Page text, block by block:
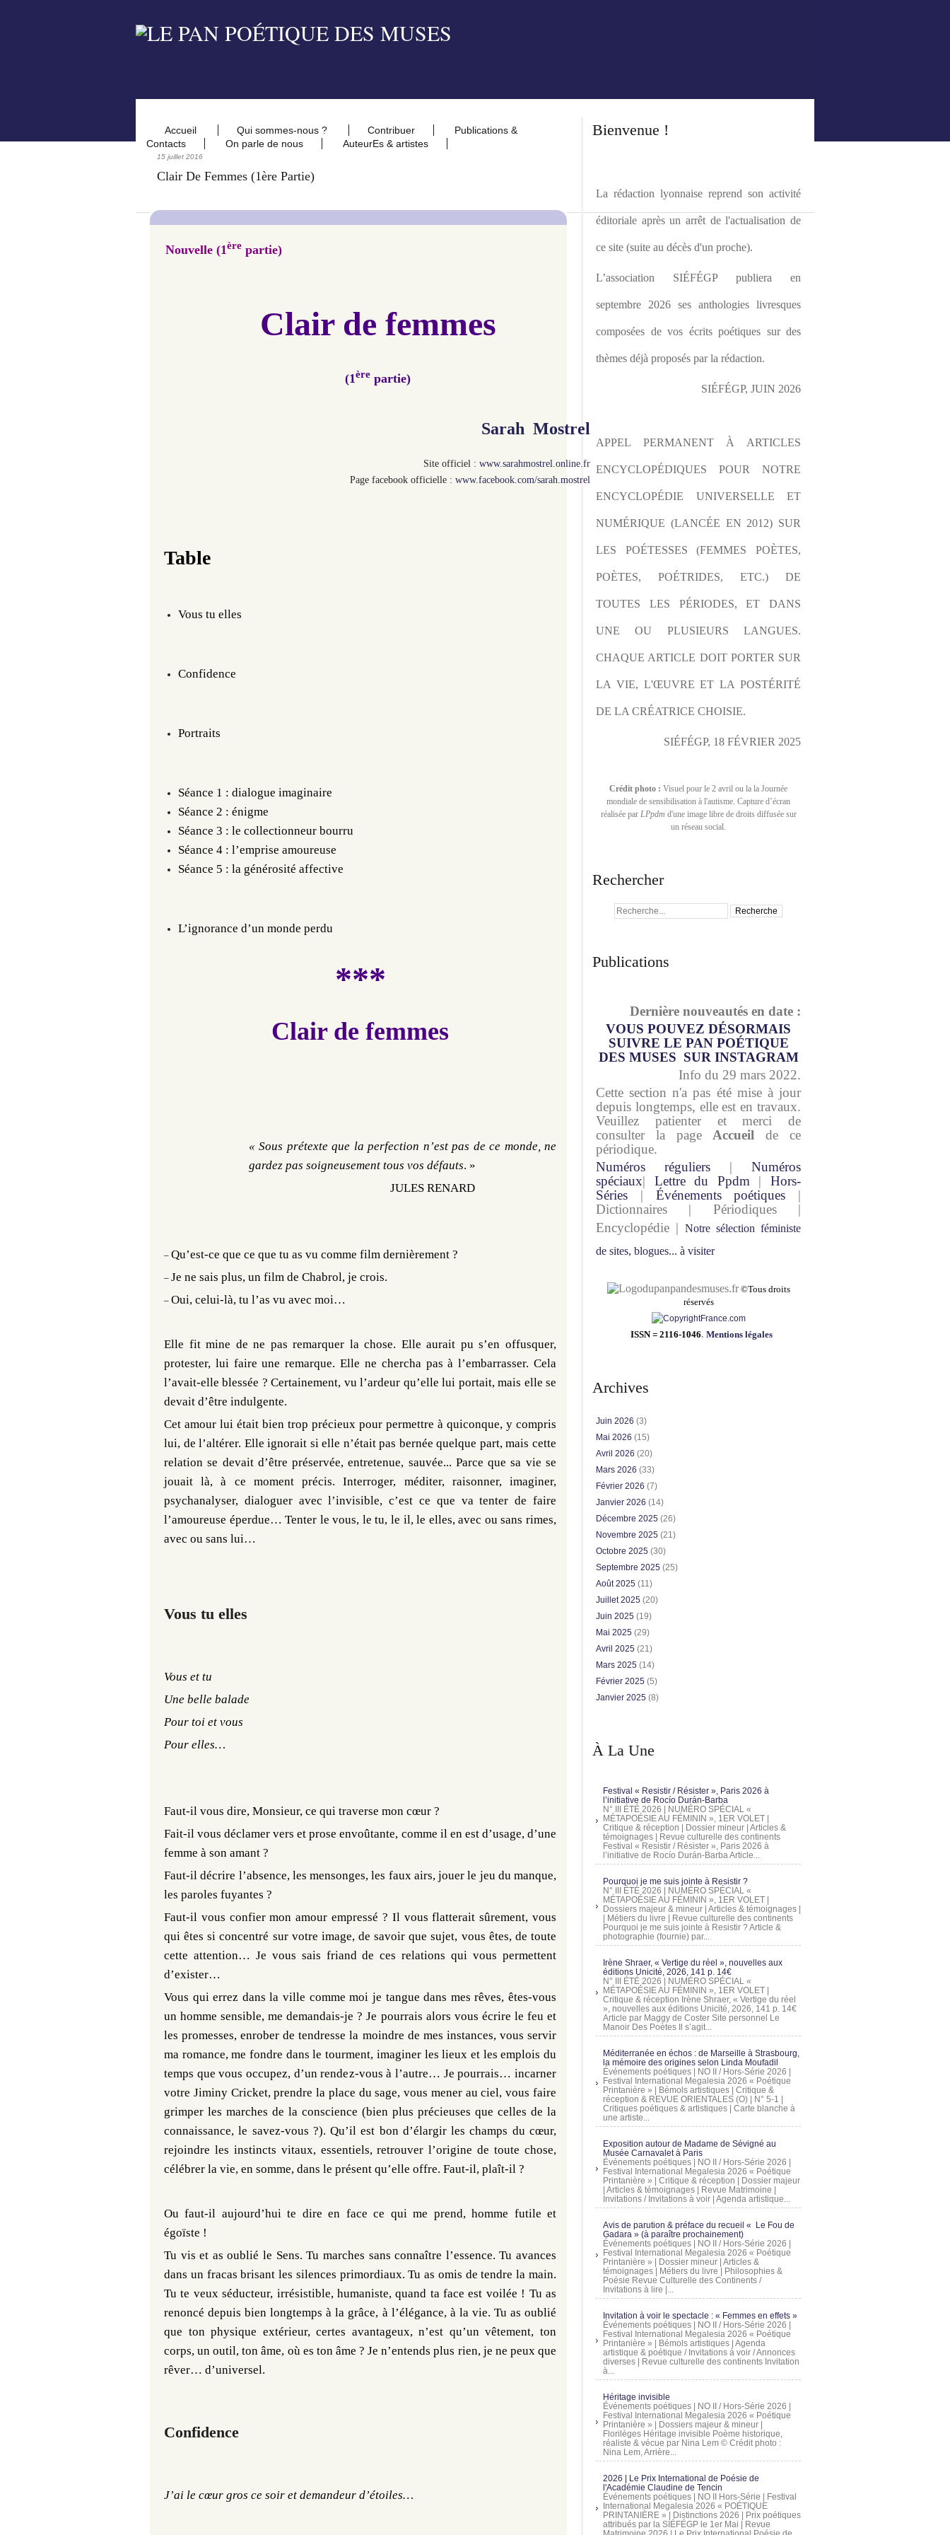
Accueil Qui sommes-nous ? Contribuer
Publications &
Contacts
On parle de nous AuteurEs & artistes
15 juillet 2016
Clair De Femmes (1ère Partie)
Nouvelle (1ère partie)
Clair de femmes
(1ère partie)
Sarah Mostrel
Site officiel : www.sarahmostrel.online.fr
Page facebook officielle : www.facebook.com/sarah.mostrel
Table
Vous tu elles
Confidence
Portraits
Séance 1 : dialogue imaginaire
Séance 2 : énigme
Séance 3 : le collectionneur bourru
Séance 4 : l’emprise amoureuse
Séance 5 : la générosité affective
L’ignorance d’un monde perdu
***
Clair de femmes
« Sous prétexte que la perfection n’est pas de ce monde, ne
gardez pas soigneusement tous vos défauts. »
JULES RENARD
– Qu’est-ce que ce que tu as vu comme film dernièrement ?
– Je ne sais plus, un film de Chabrol, je crois.
– Oui, celui-là, tu l’as vu avec moi…
Elle fit mine de ne pas remarquer la chose. Elle aurait pu s’en offusquer,
protester, lui faire une remarque. Elle ne chercha pas à l’embarrasser. Cela
l’avait-elle blessée ? Certainement, vu l’ardeur qu’elle lui portait, mais elle se
devait d’être indulgente.
Cet amour lui était bien trop précieux pour permettre à quiconque, y compris
lui, de l’altérer. Elle ignorait si elle n’était pas bernée quelque part, mais cette
relation se devait d’être préservée, entretenue, sauvée... Parce que sa vie se
jouait là, à ce moment précis. Interroger, méditer, raisonner, imaginer,
psychanalyser, dialoguer avec l’invisible, c’est ce que va tenter de faire
l’amoureuse éperdue… Tenter le vous, le tu, le il, le elles, avec ou sans rimes,
avec ou sans lui…
Vous tu elles
Vous et tu
Une belle balade
Pour toi et vous
Pour elles…
Faut-il vous dire, Monsieur, ce qui traverse mon cœur ?
Fait-il vous déclamer vers et prose envoûtante, comme il en est d’usage, d’une
femme à son amant ?
Faut-il décrire l’absence, les mensonges, les faux airs, jouer le jeu du manque,
les paroles fuyantes ?
Faut-il vous confier mon amour empressé ? Il vous flatterait sûrement, vous
qui êtes si concentré sur votre image, de savoir que sujet, vous êtes, de toute
cette attention… Je vous sais friand de ces relations qui vous permettent
d’exister…
Vous qui errez dans la ville comme moi je tangue dans mes rêves, êtes-vous
un homme sensible, me demandais-je ? Je pourrais alors vous écrire le feu et
les promesses, enrober de tendresse la moindre de mes instances, vous servir
ma romance, me fondre dans le tourment, imaginer les lieux et les emplois du
temps que vous occupez, d’un rendez-vous à l’autre… Je pourrais… incarner
votre Jiminy Cricket, prendre la place du sage, vous mener au ciel, vous faire
grimper les marches de la conscience (bien plus précieuses que celles de la
connaissance, le savez-vous ?). Qu’il est bon d’élargir les champs du cœur,
rejoindre les instincts vitaux, essentiels, retrouver l’origine de toute chose,
célébrer la vie, en somme, dans le présent qu’elle offre. Faut-il, plaît-il ?
Ou faut-il aujourd’hui te dire en face ce qui me prend, homme futile et
égoïste !
Tu vis et as oublié le Sens. Tu marches sans connaître l’essence. Tu avances
dans un fracas brisant les silences primordiaux. Tu as omis de tendre la main.
Tu te veux séducteur, irrésistible, humaniste, quand ta face est voilée ! Tu as
renoncé depuis bien longtemps à la grâce, à l’élégance, à la vie. Tu as oublié
que ton physique extérieur, certes avantageux, n’est qu’un vêtement, ton
corps, un outil, ton âme, où es ton âme ? Je n’entends plus rien, je ne peux que
rêver… d’universel.
Confidence
J’ai le cœur gros ce soir et demandeur d’étoiles…
Bienvenue !
La rédaction lyonnaise reprend son activité
éditoriale après un arrêt de l'actualisation de
ce site (suite au décès d'un proche).
L’association SIÉFÉGP publiera en
septembre 2026 ses anthologies livresques
composées de vos écrits poétiques sur des
thèmes déjà proposés par la rédaction.
SIÉFÉGP, JUIN 2026
APPEL PERMANENT À ARTICLES
ENCYCLOPÉDIQUES POUR NOTRE
ENCYCLOPÉDIE UNIVERSELLE ET
NUMÉRIQUE (LANCÉE EN 2012) SUR
LES POÉTESSES (FEMMES POÈTES,
POÈTES, POÉTRIDES, ETC.) DE
TOUTES LES PÉRIODES, ET DANS
UNE OU PLUSIEURS LANGUES.
CHAQUE ARTICLE DOIT PORTER SUR
LA VIE, L'ŒUVRE ET LA POSTÉRITÉ
DE LA CRÉATRICE CHOISIE.
SIÉFÉGP, 18 FÉVRIER 2025
Crédit photo : Visuel pour le 2 avril ou la la Journée
mondiale de sensibilisation à l'autisme. Capture d’écran
réalisée par LPpdm d'une image libre de droits diffusée sur
un réseau social.
Rechercher
Publications
Dernière nouveautés en date :
VOUS POUVEZ DÉSORMAIS
SUIVRE LE PAN POÉTIQUE
DES MUSES SUR INSTAGRAM
Info du 29 mars 2022.
Cette section n'a pas été mise à jour
depuis longtemps, elle est en travaux.
Veuillez patienter et merci de
consulter la page Accueil de ce
périodique.
Numéros réguliers | Numéros
spéciaux| Lettre du Ppdm |Hors-
Séries | Événements poétiques |
Dictionnaires | Périodiques |
Encyclopédie | Notre sélection féministe
de sites, blogues... à visiter
pandesmuses.fr ©Tous droits
réservés
ISSN = 2116-1046. Mentions légales
Archives
Juin 2026 (3)
Mai 2026 (15)
Avril 2026 (20)
Mars 2026 (33)
Février 2026 (7)
Janvier 2026 (14)
Décembre 2025 (26)
Novembre 2025 (21)
Octobre 2025 (30)
Septembre 2025 (25)
Août 2025 (11)
Juillet 2025 (20)
Juin 2025 (19)
Mai 2025 (29)
Avril 2025 (21)
Mars 2025 (14)
Février 2025 (5)
Janvier 2025 (8)
À La Une
Festival « Resistir / Résister », Paris 2026 à
l’initiative de Rocío Durán-Barba
N° III ÉTÉ 2026 | NUMÉRO SPÉCIAL «
MÉTAPOÉSIE AU FÉMININ », 1ER VOLET |
Critique & réception | Dossier mineur | Articles &
témoignages | Revue culturelle des continents
Festival « Resistir / Résister », Paris 2026 à
l’initiative de Rocío Durán-Barba Article...
Pourquoi je me suis jointe à Resistir ?
N° III ÉTÉ 2026 | NUMÉRO SPÉCIAL «
MÉTAPOÉSIE AU FÉMININ », 1ER VOLET |
Dossiers majeur & mineur | Articles & témoignages |
| Métiers du livre | Revue culturelle des continents
Pourquoi je me suis jointe à Resistir ? Article &
photographie (fournie) par...
Irène Shraer, « Vertige du réel », nouvelles aux
éditions Unicité, 2026, 141 p. 14€
N° III ÉTÉ 2026 | NUMÉRO SPÉCIAL «
MÉTAPOÉSIE AU FÉMININ », 1ER VOLET |
Critique & réception Irène Shraer, « Vertige du réel
», nouvelles aux éditions Unicité, 2026, 141 p. 14€
Article par Maggy de Coster Site personnel Le
Manoir Des Poètes Il s’agit...
Méditerranée en échos : de Marseille à Strasbourg,
la mémoire des origines selon Linda Moufadil
Événements poétiques | NO II / Hors-Série 2026 |
Festival International Megalesia 2026 « Poétique
Printanière » | Bémols artistiques | Critique &
réception & REVUE ORIENTALES (O) | N° 5-1 |
Critiques poétiques & artistiques | Carte blanche à
une artiste...
Exposition autour de Madame de Sévigné au
Musée Carnavalet à Paris
Événements poétiques | NO II / Hors-Série 2026 |
Festival International Megalesia 2026 « Poétique
Printanière » | Critique & réception | Dossier majeur
| Articles & témoignages | Revue Matrimoine |
Invitations / Invitations à voir | Agenda artistique...
Avis de parution & préface du recueil « Le Fou de
Gadara » (à paraître prochainement)
Événements poétiques | NO II / Hors-Série 2026 |
Festival International Megalesia 2026 « Poétique
Printanière » | Dossier mineur | Articles &
témoignages | Métiers du livre | Philosophies &
Poésie Revue Culturelle des Continents /
Invitations à lire |...
Invitation à voir le spectacle : « Femmes en effets »
Événements poétiques | NO II / Hors-Série 2026 |
Festival International Megalesia 2026 « Poétique
Printanière » | Bémols artistiques | Agenda
artistique & poétique / Invitations à voir / Annonces
diverses | Revue culturelle des continents Invitation
à...
Héritage invisible
Événements poétiques | NO II / Hors-Série 2026 |
Festival International Megalesia 2026 « Poétique
Printanière » | Dossiers majeur & mineur |
Florilèges Héritage invisible Poème historique,
réaliste & vécue par Nina Lem © Crédit photo :
Nina Lem, Arrière...
2026 | Le Prix International de Poésie de
l'Académie Claudine de Tencin
Événements poétiques | NO II Hors-Série | Festival
International Megalesia 2026 « POÉTIQUE
PRINTANIÈRE » | Distinctions 2026 | Prix poétiques
attribués par la SIÉFÉGP le 1er Mai | Revue